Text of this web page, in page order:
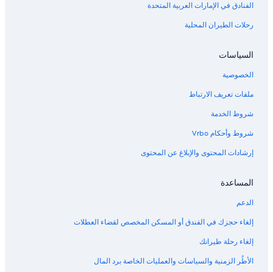
الفنادق في الإمارات العربية المتحدة
رحلات الطيران المحلية
السياسات
الخصوصية
ملفات تعريف الارتباط
شروط الخدمة
شروط وأحكام Vrbo
إرشادات المحتوى والإبلاغ عن المحتوى
المساعدة
الدعم
إلغاء حجزك في الفندق أو المسكن المخصص لقضاء العطلات
إلغاء رحلة طيرانك
الأطُر الزمنية والسياسات والعمليات الخاصة برد المال